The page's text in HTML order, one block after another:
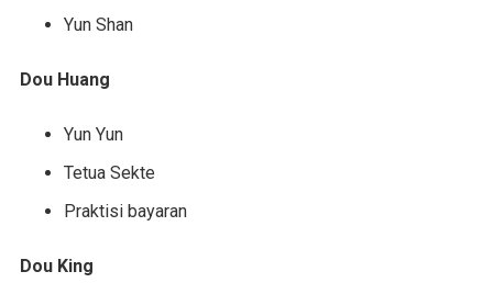
Yun Shan
Dou Huang
Yun Yun
Tetua Sekte
Praktisi bayaran
Dou King